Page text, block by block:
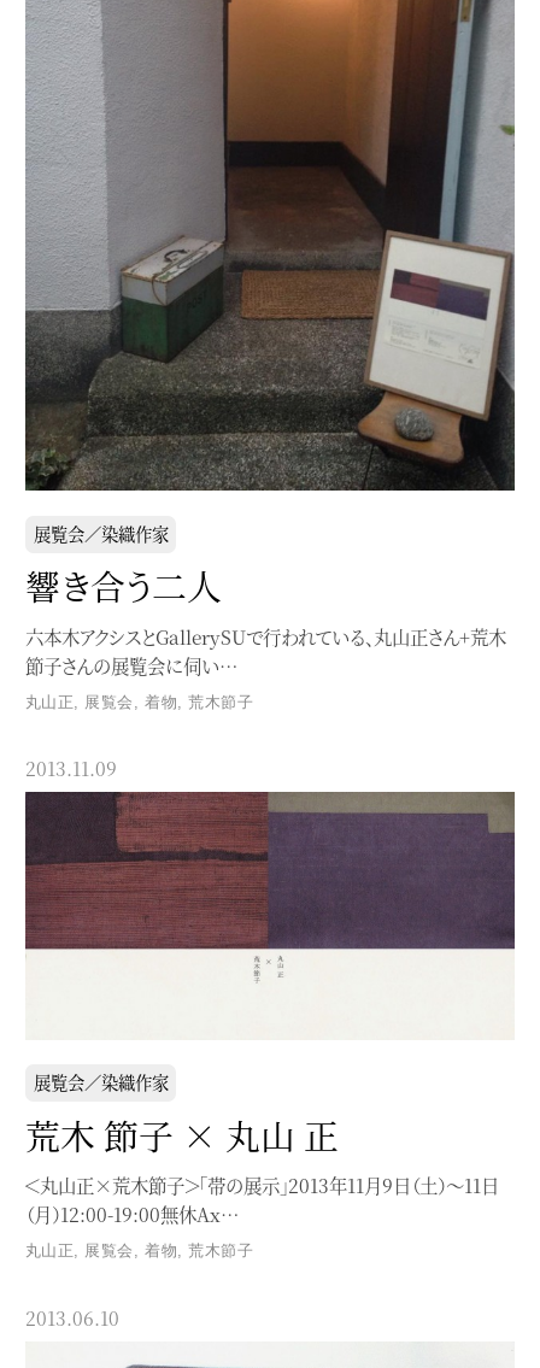
展覧会／染織作家
響き合う二人
六本木アクシスとGallerySUで行われている、丸山正さん+荒木
節子さんの展覧会に伺い…
丸山正 展覧会 着物 ,荒木節子
2013.11.09
展覧会／染織作家
荒木 節子 × 丸山 正
＜丸山正×荒木節子＞「帯の展示」2013年11月9日（土）〜11日
（月）12:00-19:00無休Ax…
丸山正, 展覧会 , 着物,荒木節子
2013.06.10